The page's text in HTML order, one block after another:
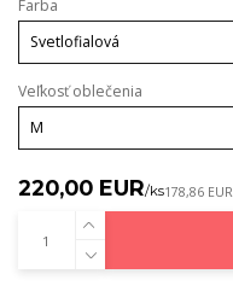
Farba
Veľkosť oblečenia
220,00 EUR/ks178,86 EUR